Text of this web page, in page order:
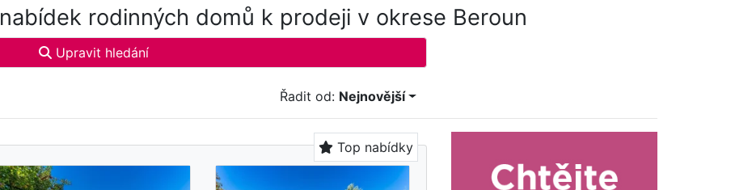
nabídek rodinných domů k prodeji v okrese Beroun
Upravit hledání
Řadit od: Nejnovější
Top nabídky